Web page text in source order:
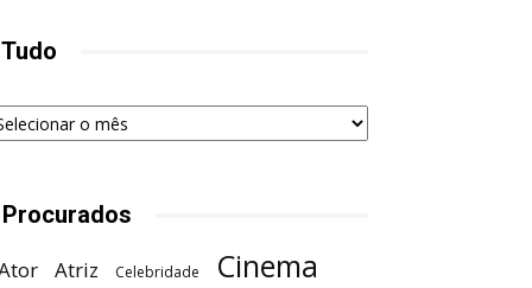
Atriz Celebridade Cinema